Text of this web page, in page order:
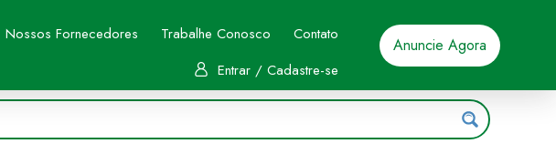
Nossos Fornecedores Trabalhe Conosco
Contato
Entrar / Cadastre-se
Anuncie Agora